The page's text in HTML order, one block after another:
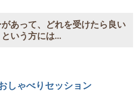
あって、どれを受けたら良い
いう方には…
しゃべりセッション